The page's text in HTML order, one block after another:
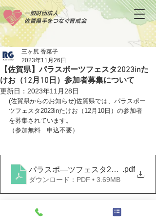
一般財団法人
佐賀県手をつなぐ育成会
【佐賀県】パラスポーツフェスタ2023inた
けお（12月10日）参加者募集について
三ヶ尻 香菜子
2023年11月26日
更新日： 2023年11月28日
(佐賀県からのお知らせ)佐賀県では、パラスポー
ツフェスタ2023inたけお （12月10日） の参加者
を募集されています。
（参加無料　申込不要）
パラスポ―ツフェスタ2023inたけお
.pdf
ダウンロード：PDF • 3.69MB